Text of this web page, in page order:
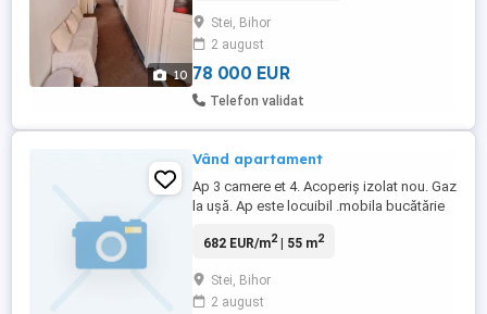
10
afla centrală pe lemne . Gazul este
introdus la poartă. O gradina foarte
frumoasă vă face diminețile ...
Stei, Bihor
2 august
78 000 EUR
Telefon validat
Vând apartament
Ap 3 camere et 4. Acoperiș izolat nou. Gaz
la ușă. Ap este locuibil .mobila bucătărie
careu.
682 EUR/m2| 55 m2
Stei, Bihor
2 august